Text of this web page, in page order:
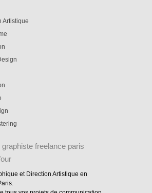
Artistique
graphiste freelance paris
et Direction Artistique en